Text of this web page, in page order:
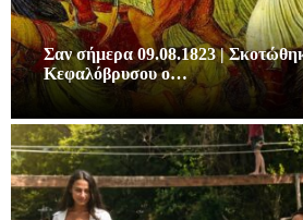
Σαν σήμερα 09.08.1823 |
Κεφαλόβρυσου ο…